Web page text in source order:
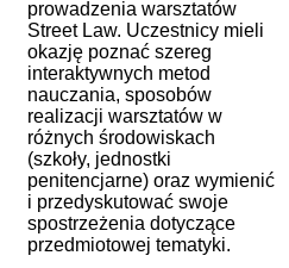
prowadzenia warsztatów
Street Law. Uczestnicy mieli
okazję poznać szereg
interaktywnych metod
nauczania, sposobów
realizacji warsztatów w
różnych środowiskach
(szkoły, jednostki
penitencjarne) oraz wymienić
i przedyskutować swoje
spostrzeżenia dotyczące
przedmiotowej tematyki.